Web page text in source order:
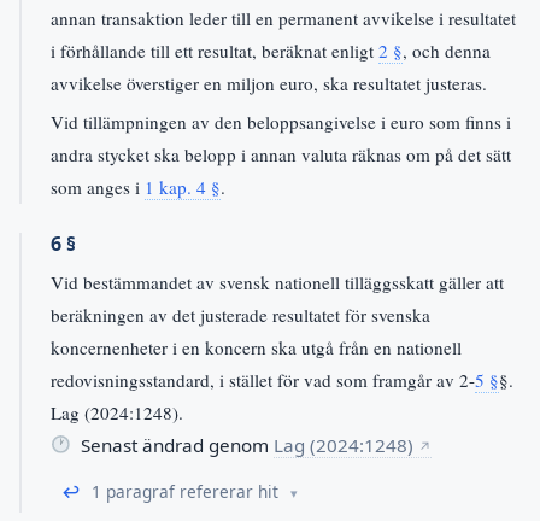
annan transaktion leder till en permanent avvikelse i resultatet
i förhållande till ett resultat, beräknat enligt 2 §, och denna
avvikelse överstiger en miljon euro, ska resultatet justeras.
Vid tillämpningen av den beloppsangivelse i euro som finns i
andra stycket ska belopp i annan valuta räknas om på det sätt
som anges i 1 kap. 4 §.
6 §
Vid bestämmandet av svensk nationell tilläggsskatt gäller att
beräkningen av det justerade resultatet för svenska
koncernenheter i en koncern ska utgå från en nationell
redovisningsstandard, i stället för vad som framgår av 2-5 §§.
Lag (2024:1248).
Senast ändrad genom Lag (2024:1248) ↗
↩ 1 paragraf refererar hit